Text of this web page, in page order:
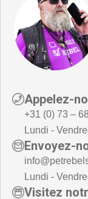
Appelez-
+31 (0) 73 –
Lundi -
Envoyez-
Lundi -
Visitez